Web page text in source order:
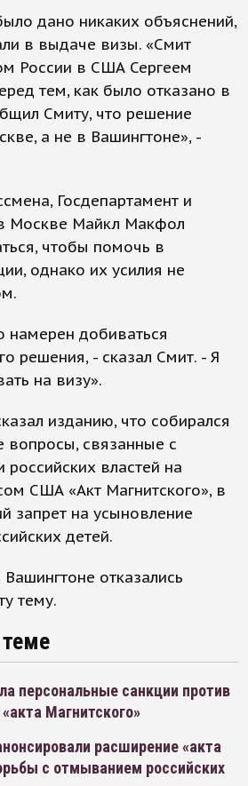
дано никаких объяснений,
в выдаче визы. «Смит
России в США Сергеем
тем, как было отказано в
Смиту, что решение
а не в Вашингтоне», -
Госдепартамент и
Москве Майкл Макфол
чтобы помочь в
однако их усилия не
намерен добиваться
решения, - сказал Смит. - Я
на визу».
изданию, что собирался
вопросы, связанные с
властей на
США «Акт Магнитского», в
запрет на усыновление
детей.
отказались
тему.
персональные санкции против
Магнитского»
расширение «акта
с отмыванием российских